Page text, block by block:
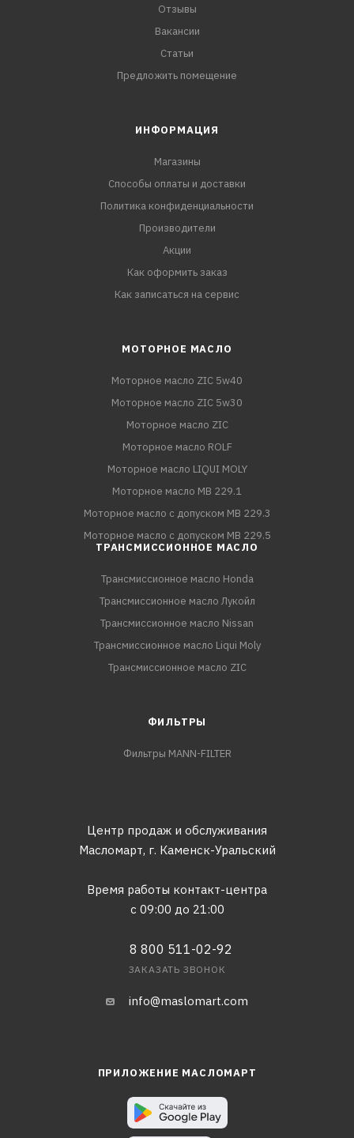
Отзывы
Вакансии
Статьи
Предложить помещение
ИНФОРМАЦИЯ
Магазины
Способы оплаты и доставки
Политика конфиденциальности
Производители
Акции
Как оформить заказ
Как записаться на сервис
МОТОРНОЕ МАСЛО
Моторное масло ZIC 5w40
Моторное масло ZIC 5w30
Моторное масло ZIC
Моторное масло ROLF
Моторное масло LIQUI MOLY
Моторное масло MB 229.1
Моторное масло с допуском MB 229.3
Моторное масло с допуском MB 229.5
ТРАНСМИССИОННОЕ МАСЛО
Трансмиссионное масло Honda
Трансмиссионное масло Лукойл
Трансмиссионное масло Nissan
Трансмиссионное масло Liqui Moly
Трансмиссионное масло ZIC
ФИЛЬТРЫ
Фильтры MANN-FILTER
Центр продаж и обслуживания
Масломарт, г. Каменск-Уральский
Время работы контакт-центра
с 09:00 до 21:00
8 800 511-02-92
ЗАКАЗАТЬ ЗВОНОК
info@maslomart.com
ПРИЛОЖЕНИЕ МАСЛОМАРТ